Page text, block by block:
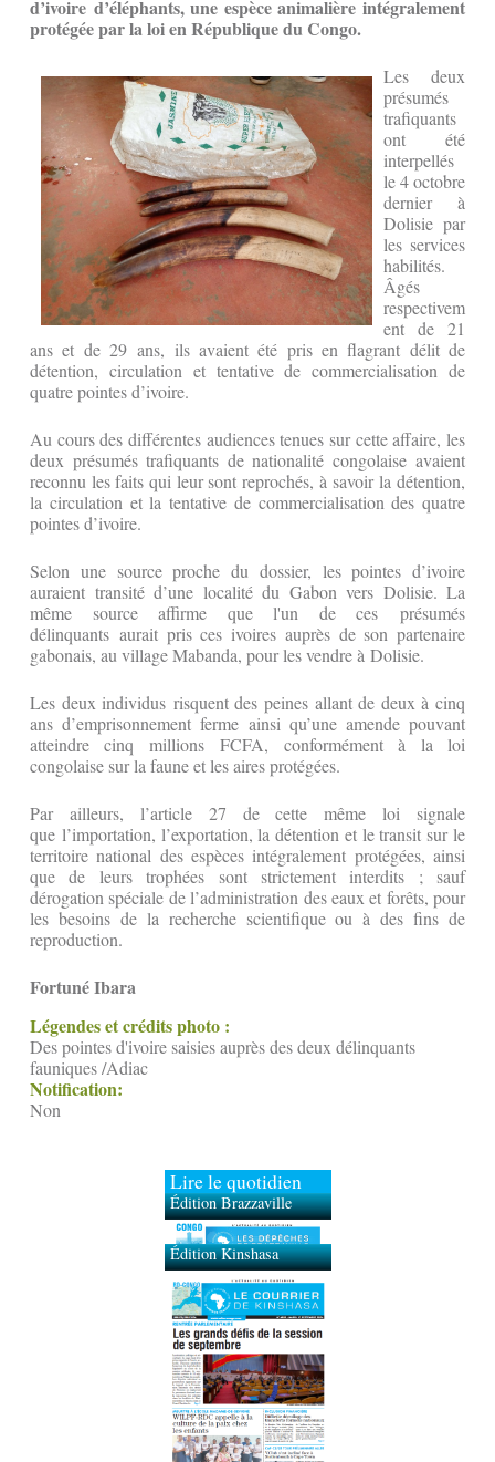
d’ivoire d’éléphants, une espèce animalière intégralement
protégée par la loi en République du Congo.
Les deux
présumés
trafiquants
ont été
interpellés
le 4 octobre
dernier à
Dolisie par
les services
habilités.
Âgés
respectivem
ent de 21
ans et de 29 ans, ils avaient été pris en flagrant délit de
détention, circulation et tentative de commercialisation de
quatre pointes d’ivoire.
Au cours des différentes audiences tenues sur cette affaire, les
deux présumés trafiquants de nationalité congolaise avaient
reconnu les faits qui leur sont reprochés, à savoir la détention,
la circulation et la tentative de commercialisation des quatre
pointes d’ivoire.
Selon une source proche du dossier, les pointes d’ivoire
auraient transité d’une localité du Gabon vers Dolisie. La
même source affirme que l'un de ces présumés
délinquants aurait pris ces ivoires auprès de son partenaire
gabonais, au village Mabanda, pour les vendre à Dolisie.
Les deux individus risquent des peines allant de deux à cinq
ans d’emprisonnement ferme ainsi qu’une amende pouvant
atteindre cinq millions FCFA, conformément à la loi
congolaise sur la faune et les aires protégées.
Par ailleurs, l’article 27 de cette même loi signale
que l’importation, l’exportation, la détention et le transit sur le
territoire national des espèces intégralement protégées, ainsi
que de leurs trophées sont strictement interdits ; sauf
dérogation spéciale de l’administration des eaux et forêts, pour
les besoins de la recherche scientifique ou à des fins de
reproduction.
Fortuné Ibara
Légendes et crédits photo :
Des pointes d'ivoire saisies auprès des deux délinquants
fauniques /Adiac
Notification:
Non
Lire le quotidien
Édition Brazzaville
Édition Kinshasa